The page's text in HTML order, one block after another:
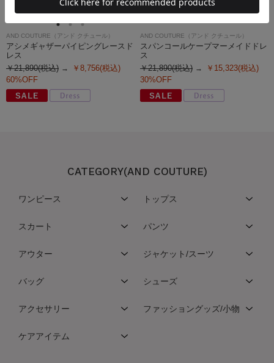
AND COUTURE（アンド クチュール）
アシメギャザーパイピングレースド
レス
￥21,890(税込)
￥8,756(税込)
60%OFF
AND COUTURE（アンド クチュール）
スパンコールケープマーメイドドレ
ス
￥21,890(税込)
￥15,323(税込)
30%OFF
CATEGORY(AND COUTURE)
ワンピース トップス
スカート パンツ
アウター ジャケット/スーツ
バッグ シューズ
アクセサリー ファッショングッズ/小物
ケアアイテム